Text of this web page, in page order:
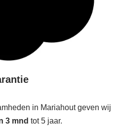
in Mariahout geven wij
3 mnd tot 5 jaar.